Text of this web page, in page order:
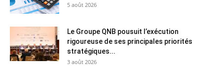
5 août 2026
Le Groupe QNB pousuit l’exécution
rigoureuse de ses principales priorités
stratégiques...
3 août 2026